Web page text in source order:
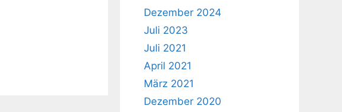
Dezember 2024
Juli 2023
Juli 2021
April 2021
März 2021
Dezember 2020